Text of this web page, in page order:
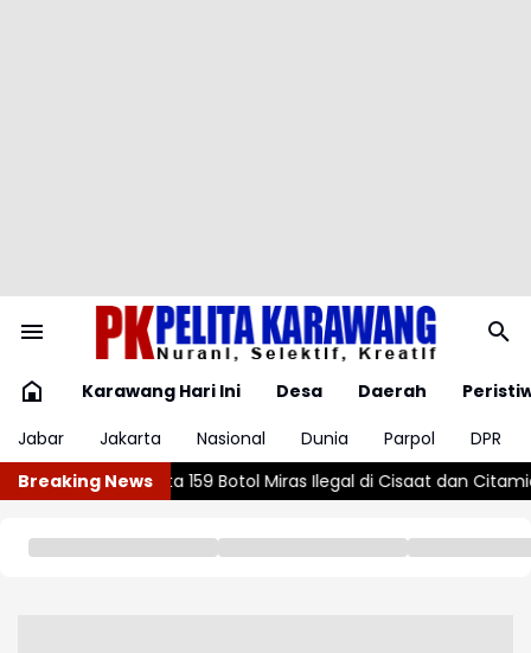
Karawang Hari Ini Desa Daerah
Jabar
Jakarta Nasional Dunia Parpol
DPR
Breaking News
Miras Ilegal di Cisaat dan Citamiang Marbut Masjid di